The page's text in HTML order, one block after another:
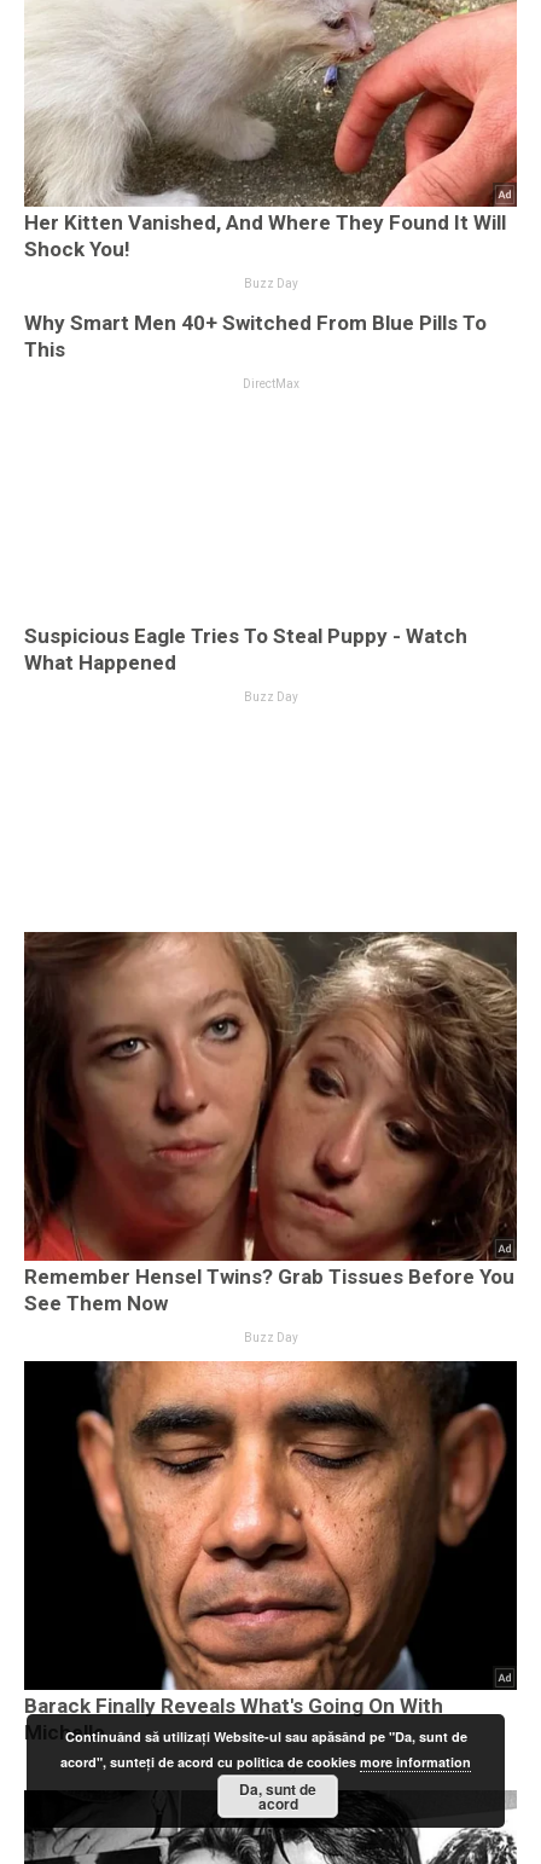
Continuând să utilizați Website-ul sau apăsând pe "Da, sunt de
acord", sunteți de acord cu politica de cookiesmore information
Da, sunt de
acord